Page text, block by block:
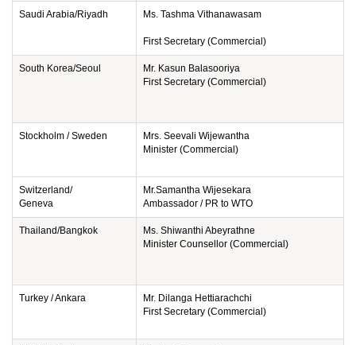
Saudi Arabia/Riyadh Ms. Tashma Vithanawasam
First Secretary (Commercial)
South Korea/Seoul
Mr. Kasun Balasooriya
First Secretary (Commercial)
Stockholm / Sweden
Mrs. Seevali Wijewantha
Minister (Commercial)
Switzerland/
Geneva
Mr.Samantha Wijesekara
Ambassador / PR to WTO
Thailand/Bangkok
Ms. Shiwanthi Abeyrathne
Minister Counsellor (Commercial)
Turkey / Ankara
Mr. Dilanga Hettiarachchi
First Secretary (Commercial)